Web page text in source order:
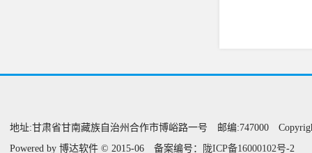
地址:甘肃省甘南藏族自治州合作市博峪路一号 邮编:747000
Powered by 博达软件 © 2015-06 备案编号：
陇ICP备16000102号-2